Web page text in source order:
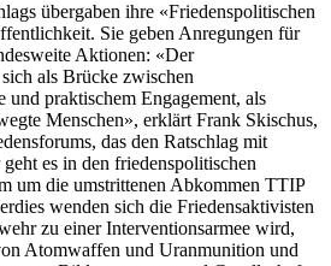
übergaben ihre «Friedenspolitischen
Sie geben Anregungen für
Aktionen: «Der
als Brücke zwischen
und praktischem Engagement, als
Menschen», erklärt Frank Skischus,
das den Ratschlag mit
es in den friedenspolitischen
um die umstrittenen Abkommen TTIP
wenden sich die Friedensaktivisten
zu einer Interventionsarmee wird,
Atomwaffen und Uranmunition und